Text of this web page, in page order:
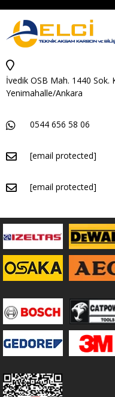
İvedik OSB Mah. 1440 Sok.
Yenimahalle/Ankara
0544 656 58 06
[email protected]
[email protected]